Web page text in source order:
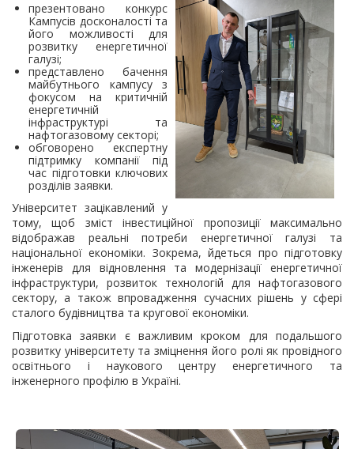
презентовано конкурс
Кампусів досконалості та
його можливості для
розвитку енергетичної
галузі;
представлено бачення
майбутнього кампусу з
фокусом на критичній
енергетичній
інфраструктурі та
нафтогазовому секторі;
обговорено експертну
підтримку компанії під
час підготовки ключових
розділів заявки.
Університет зацікавлений у
тому, щоб зміст інвестиційної пропозиції максимально
відображав реальні потреби енергетичної галузі та
національної економіки. Зокрема, йдеться про підготовку
інженерів для відновлення та модернізації енергетичної
інфраструктури, розвиток технологій для нафтогазового
сектору, а також впровадження сучасних рішень у сфері
сталого будівництва та кругової економіки.
Підготовка заявки є важливим кроком для подальшого
розвитку університету та зміцнення його ролі як провідного
освітнього і наукового центру енергетичного та
інженерного профілю в Україні.